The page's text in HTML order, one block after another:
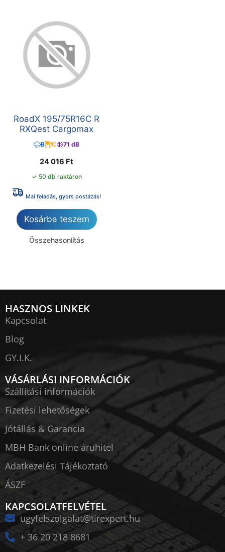
RoadX 195/75R16C R
RXQest Cargomax
B C 71 dB
24 016 Ft
✓ 50 db raktáron
Mai feladás, gyors postázás!
Kosárba teszem
Összehasonlítás
HASZNOS LINKEK
Kapcsolat
Blog
GY.I.K.
VÁSÁRLÁSI INFORMÁCIÓK
Szállítási információk
Fizetési lehetőségek
Jótállás & Garancia
MBH Bank online áruhitel
Adatkezelési Tájékoztató
ÁSZF
KAPCSOLATFELVÉTEL
ugyfelszolgalat@tirexpert.hu
+ 36 20 218 8681